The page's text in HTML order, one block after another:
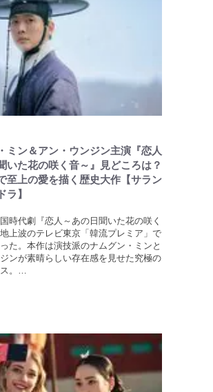
ミン＆アン・ウンジン主演『恋人
いた花の咲く音～』見どころは？
至上の愛を描く歴史大作【サラン
ラ】
時代劇『恋人～あの日聞いた花の咲く
上波のテレビ東京「韓流プレミア」で
た。本作は演技派のナムグン・ミンと
ンが素晴らしい存在感を見せた究極の
ス。…